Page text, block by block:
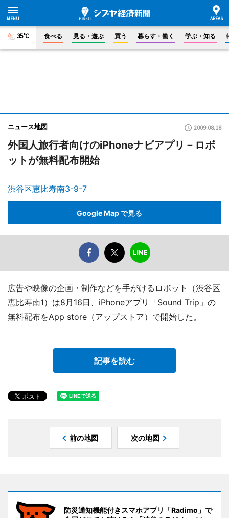
35°C 食べる 見る・遊ぶ 買う 暮らす・働く 学ぶ・知る
ニュース地図 2009.08.18
外国人旅行者向けのiPhoneナビアプリ－ロボ
ットが無料配布開始
渋谷区恵比寿南3-9-7
Google Map で見る
広告や映像の企画・制作などを手がけるロボット（渋谷区
恵比寿南1）は8月16日、iPhoneアプリ「Sound Trip」の
無料配布をApp store（アップストア）で開始した。
記事を読む
前の地図 次の地図
防災通知機能付きスマホアプリ「Radimo」で